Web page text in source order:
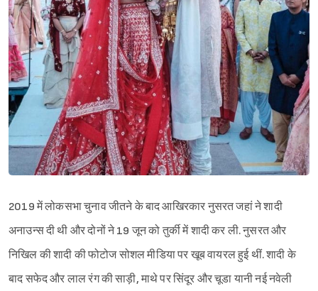
2019 में लोकसभा चुनाव जीतने के बाद आखिरकार नुसरत जहां ने शादी
अनाउन्स दी थी और दोनों ने 19 जून को तुर्की में शादी कर ली. नुसरत और
निखिल की शादी की फोटोज सोशल मीडिया पर खूब वायरल हुई थीं. शादी के
बाद सफेद और लाल रंग की साड़ी, माथे पर सिंदूर और चूडा यानी नई नवेली